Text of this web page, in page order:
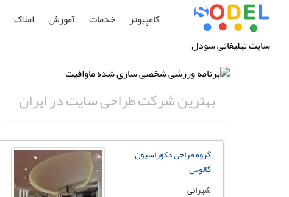
سایت تبلیغاتی سودل
کامپیوتر خدمات آموزش املاک
بهترین شرکت طراحی سایت در ایران
گروه طراحی دکوراسیون
گالوس
شیرانی